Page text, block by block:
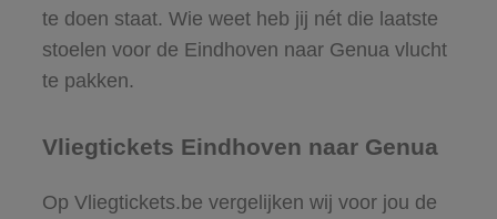
te doen staat. Wie weet heb jij nét die laatste
stoelen voor de Eindhoven naar Genua vlucht
te pakken.
Vliegtickets Eindhoven naar Genua
Op Vliegtickets.be vergelijken wij voor jou de